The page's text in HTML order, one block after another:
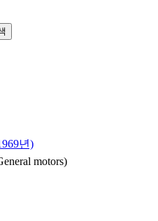
년)
motors)